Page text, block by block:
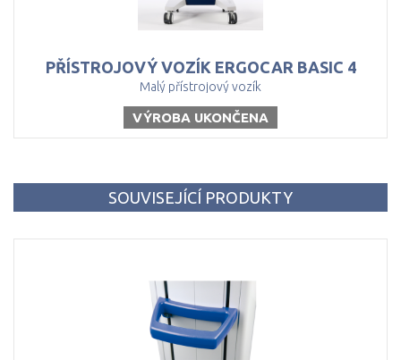
PŘÍSTROJOVÝ VOZÍK ERGOCAR BASIC 4
Malý přístrojový vozík
VÝROBA UKONČENA
SOUVISEJÍCÍ PRODUKTY